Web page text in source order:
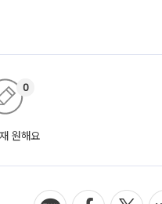
원해요
0